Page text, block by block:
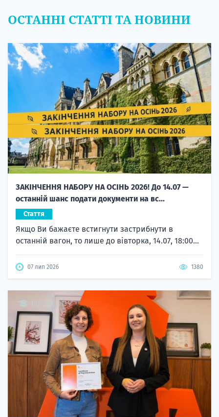
ОСТАННІ СТАТТІ ТА НОВИНИ
ЗАКІНЧЕННЯ НАБОРУ НА ОСІНЬ 2026! До 14.07 —
останній шанс подати документи на вс...
Стаття
Якщо Ви бажаєте встигнути застрибнути в
останній вагон, то лише до вівторка, 14.07, 18:00...
07 лип 2026 1380